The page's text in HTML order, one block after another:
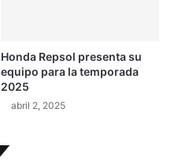
Honda Repsol presenta su
equipo para la temporada
2025
abril 2, 2025